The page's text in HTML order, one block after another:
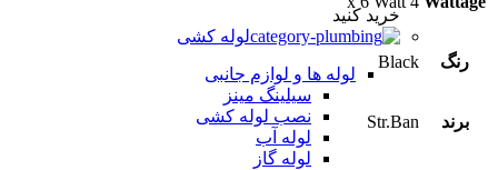
خرید کنید
لوله کشی
لوله ها و لوازم جانبی
سیلینگ مینز
نصب لوله کشی
لوله آب
لوله گاز
رنگ Black
برند Str.Ban